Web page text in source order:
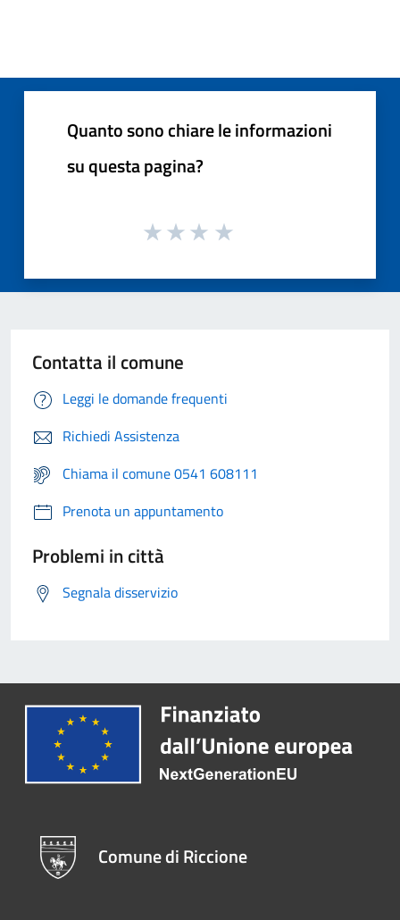
Quanto sono chiare le informazioni
su questa pagina?
Contatta il comune
Leggi le domande frequenti
Richiedi Assistenza
Chiama il comune 0541 608111
Prenota un appuntamento
Problemi in città
Segnala disservizio
Comune di Riccione